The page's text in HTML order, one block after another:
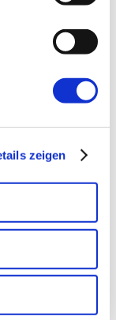
zeigen